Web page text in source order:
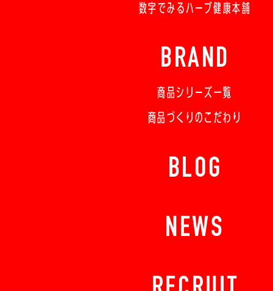
数字でみるハーブ健康本舗
BRAND
商品シリーズ一覧
商品づくりのこだわり
BLOG
NEWS